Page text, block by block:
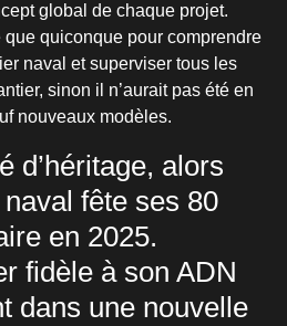
global de chaque projet.
quiconque pour comprendre
naval et superviser tous les
sinon il n’aurait pas été en
nouveaux modèles.
d’héritage, alors
fête ses 80
en 2025.
fidèle à son ADN
dans une nouvelle